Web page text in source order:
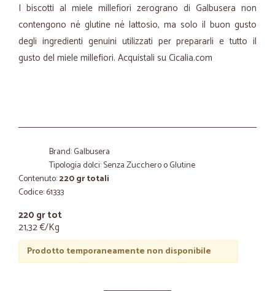
I biscotti al miele millefiori zerograno di Galbusera non
contengono né glutine né lattosio, ma solo il buon gusto
degli ingredienti genuini utilizzati per prepararli e tutto il
gusto del miele millefiori. Acquistali su Cicalia.com
Brand: Galbusera
Tipologia dolci: Senza Zucchero o Glutine
Contenuto:220 gr totali
Codice: 61333
220 gr tot
21,32 €/Kg
Prodotto temporaneamente non disponibile